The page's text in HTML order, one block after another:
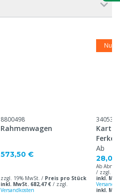
8800498
Rahmenwagen
573,50 €
zzgl. 19% MwSt. / Preis pro Stück
inkl. MwSt. 682,47 € / zzgl.
Versandkosten
Nur
Ab
28,00
Ab
/ zzgl.
inkl.
inkl.